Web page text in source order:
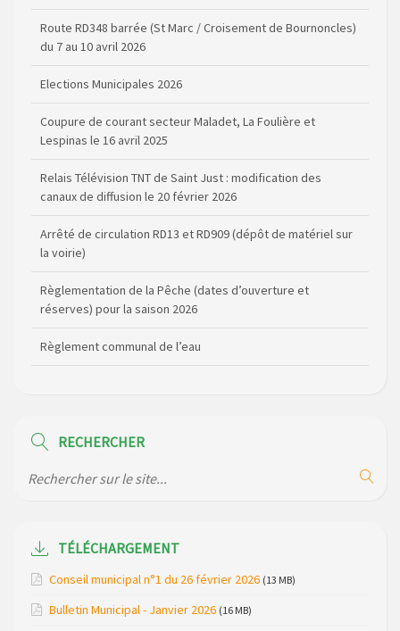
Route RD348 barrée (St Marc / Croisement de Bournoncles)
du 7 au 10 avril 2026
Elections Municipales 2026
Coupure de courant secteur Maladet, La Foulière et
Lespinas le 16 avril 2025
Relais Télévision TNT de Saint Just : modification des
canaux de diffusion le 20 février 2026
Arrêté de circulation RD13 et RD909 (dépôt de matériel sur
la voirie)
Règlementation de la Pêche (dates d’ouverture et
réserves) pour la saison 2026
Règlement communal de l’eau
de la gendarmerie
Modification de gestion du camping de Saint Just, ses
bungalows bois, ses chalets et sa piscine
RECHERCHER
TÉLÉCHARGEMENT
Conseil municipal n°1 du 26 février 2026 (13 MB)
Bulletin Municipal - Janvier 2026 (16 MB)